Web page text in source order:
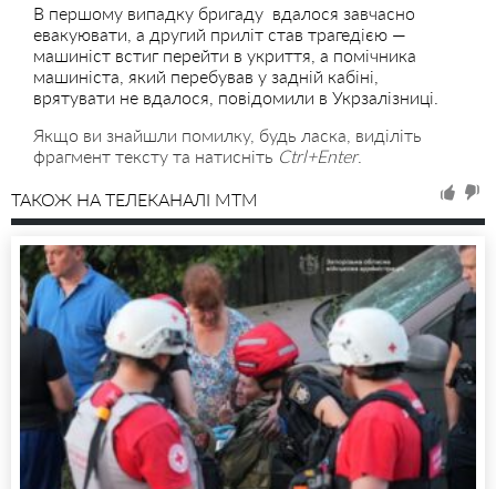
В першому випадку бригаду вдалося завчасно
евакуювати, а другий приліт став трагедією —
машиніст встиг перейти в укриття, а помічника
машиніста, який перебував у задній кабіні,
врятувати не вдалося, повідомили в Укрзалізниці.
Якщо ви знайшли помилку, будь ласка, виділіть
фрагмент тексту та натисніть Ctrl+Enter.
ТАКОЖ НА ТЕЛЕКАНАЛІ MTM